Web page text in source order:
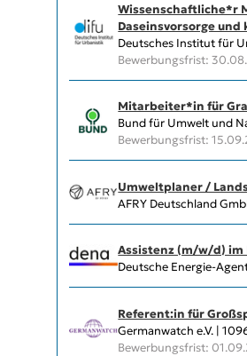
Wissenschaftliche*r
Daseinsvorsorge
Deutsches Institut für
Bewerbungsfrist:
Mitarbeiter*in für
Bund für Umwelt und
Bewerbungsfrist:
Umweltplaner /
AFRY Deutschland
Assistenz (m/w/d)
Deutsche Energie-
Referent:in für
Germanwatch e.V. |
Bewerbungsfrist: